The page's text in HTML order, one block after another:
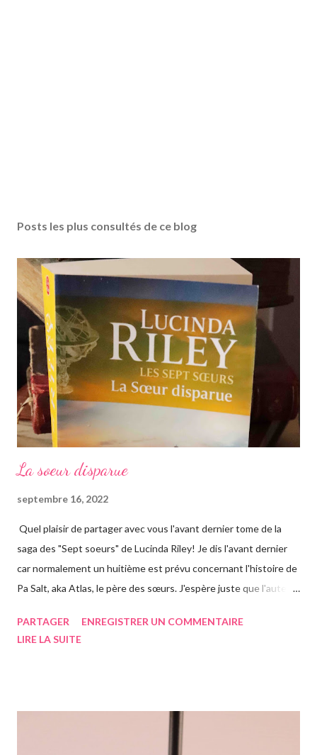
Posts les plus consultés de ce blog
La soeur disparue
septembre 16, 2022
Quel plaisir de partager avec vous l'avant dernier tome de la
saga des "Sept soeurs" de Lucinda Riley! Je dis l'avant dernier
car normalement un huitième est prévu concernant l'histoire de
Pa Salt, aka Atlas, le père des sœurs. J'espère juste que l'auteur
Chose que j'ai d'ailleurs apprise en commençant le roman, ça m'a
rapidement, un vieil homme de plus de quatre-vingts-ans a
adopté six filles, issues de ses voyages qu'il élève à Genève en
PARTAGER
ENREGISTRER UN COMMENTAIRE
LIRE LA SUITE